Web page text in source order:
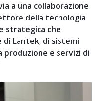
a una collaborazione
della tecnologia
strategica che
Lantek, di sistemi
e servizi di